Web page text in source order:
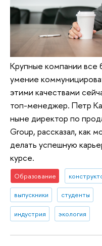
Крупные компании все
умение
этими качествами
топ-менеджер. Петр
ныне директор по
Group, рассказал, как
делать успешную
курсе.
Образование
выпускники студенты
индустрия экология